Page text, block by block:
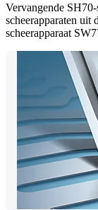
Vervangende
scheerapparaten uit
scheerapparaat